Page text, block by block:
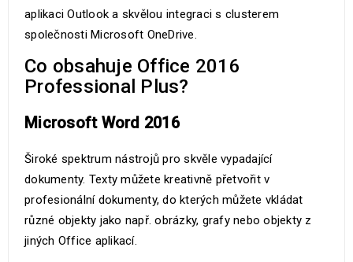
aplikaci Outlook a skvělou integraci s clusterem
společnosti Microsoft OneDrive.
Co obsahuje Office 2016
Professional Plus?
Microsoft Word 2016
Široké spektrum nástrojů pro skvěle vypadající
dokumenty. Texty můžete kreativně přetvořit v
profesionální dokumenty, do kterých můžete vkládat
různé objekty jako např. obrázky, grafy nebo objekty z
jiných Office aplikací.